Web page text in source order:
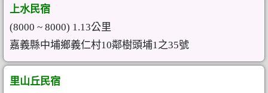
上水民宿
(8000 ~ 8000) 1.13公里
嘉義縣中埔鄉義仁村10鄰樹頭埔1之35號
里山丘民宿